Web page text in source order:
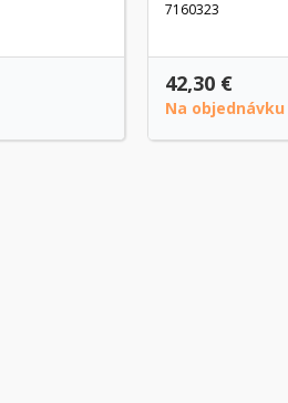
7160323
42,30 €
Na objednávku